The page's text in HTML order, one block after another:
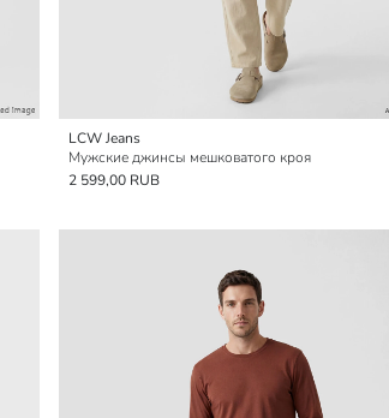
LCW Jeans
Мужские джинсы мешковатого кроя
2 599,00 RUB